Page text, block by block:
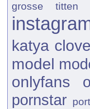
grosse titten
katya
model
onlyfans
pornstar